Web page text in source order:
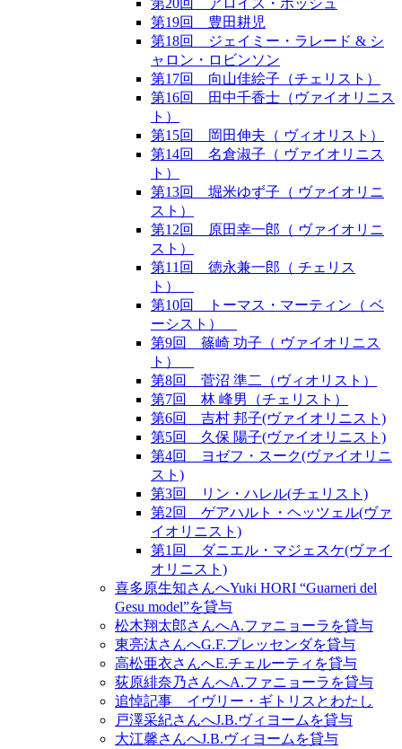
第20回 アロイス・ポッシュ
第19回 豊田耕児
第18回 ジェイミー・ラレード & シ
ャロン・ロビンソン
第17回 向山佳絵子（チェリスト）
第16回 田中千香士（ヴァイオリニス
ト）
第15回 岡田伸夫（ ヴィオリスト）
第14回 名倉淑子（ ヴァイオリニス
ト）
第13回 堀米ゆず子（ ヴァイオリニ
スト）
第12回 原田幸一郎（ ヴァイオリニ
スト）
第11回 徳永兼一郎（ チェリス
ト）
第10回 トーマス・マーティン（ ベ
ーシスト）
第9回 篠崎 功子（ ヴァイオリニス
ト）
第8回 菅沼 準二（ヴィオリスト）
第7回 林 峰男（チェリスト）
第6回 吉村 邦子(ヴァイオリニスト)
第5回 久保 陽子(ヴァイオリニスト)
第4回 ヨゼフ・スーク(ヴァイオリニ
スト)
第3回 リン・ハレル(チェリスト)
第2回 ゲアハルト・ヘッツェル(ヴァ
イオリニスト)
第1回 ダニエル・マジェスケ(ヴァイ
オリニスト)
喜多原生知さんへYuki HORI “Guarneri del
Gesu model”を貸与
松木翔太郎さんへA.ファニョーラを貸与
東亮汰さんへG.F.プレッセンダを貸与
高松亜衣さんへE.チェルーティを貸与
荻原緋奈乃さんへA.ファニョーラを貸与
追悼記事 イヴリー・ギトリスとわたし
戸澤采紀さんへJ.B.ヴィヨームを貸与
大江馨さんへJ.B.ヴィヨームを貸与